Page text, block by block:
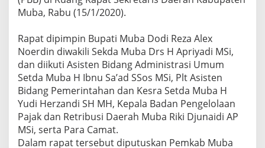
T
N
M
U
B
A
N
A
I
K
N
Muba, Rabu (15/1/2020).
Rapat dipimpin Bupati Muba Dodi Reza Alex
Noerdin diwakili Sekda Muba Drs H Apriyadi MSi,
dan diikuti Asisten Bidang Administrasi Umum
Setda Muba H Ibnu Sa’ad SSos MSi, Plt Asisten
Bidang Pemerintahan dan Kesra Setda Muba H
Yudi Herzandi SH MH, Kepala Badan Pengelolaan
Pajak dan Retribusi Daerah Muba Riki Djunaidi AP
MSi, serta Para Camat.
Dalam rapat tersebut diputuskan Pemkab Muba